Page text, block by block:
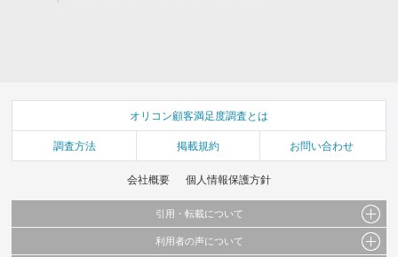
オリコン顧客満足度調査とは
調査方法 掲載規約 お問い合わせ
会社概要 個人情報保護方針
引用・転載について
当サイトで公開されている情報（文字、写真、イラスト、画像データ等）及びこれらの配
利用者の声について